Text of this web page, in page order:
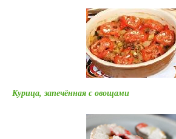
Курица, запечённая с овощами